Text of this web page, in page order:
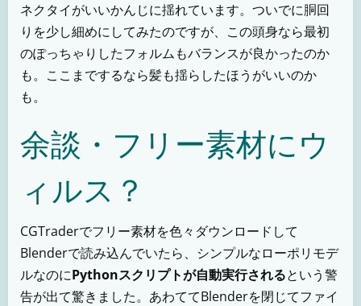
ネクタイがいいかんじに揺れています。ついでに胴回
りを少し細めにしてみたのですが、この頭身なら最初
のぽっちゃりしたフォルムもバランスが良かったのか
も。ここまでするなら髪も揺らしたほうがいいのか
も。
余談・フリー素材にウ
ィルス？
CGTraderでフリー素材を色々ダウンロードして
Blenderで読み込んでいたら、シンプルなローポリモデ
ルなのにPythonスクリプトが自動実行されるという警
告が出て驚きました。あわててBlenderを閉じてファイ